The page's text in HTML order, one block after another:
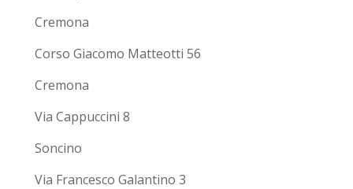
Cremona
Corso Giacomo Matteotti 56
Cremona
Via Cappuccini 8
Soncino
Via Francesco Galantino 3